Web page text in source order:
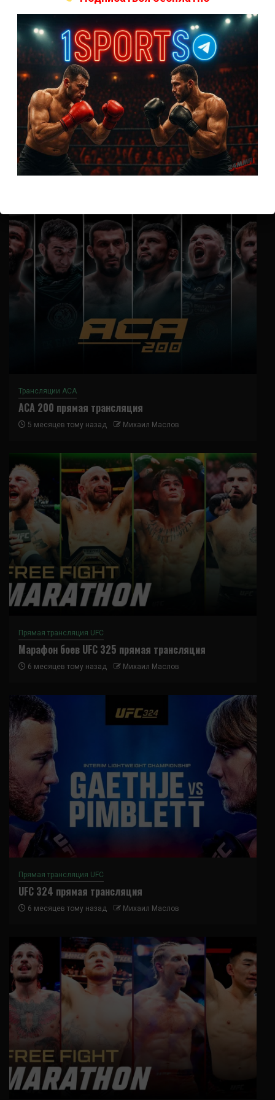
Thank you for your sharing. I am worried that I lack creative ideas. It
is your article that makes me…
Аноним к Колби Ковингтон — Майк Пайл
тут два раунда только
АнонимкКарлос Кондит – Макс Гриффин
эх жаль(
АнонимкЭдди Альварес — Джастин Гаетжи
Просто что за бой!! Два хищника
Трансляции ACA
ACA 200 прямая трансляция
5 месяцев тому назад Михаил Маслов
Прямая трансляция UFC
Марафон боев UFC 325 прямая трансляция
6 месяцев тому назад Михаил Маслов
Прямая трансляция UFC
UFC 324 прямая трансляция
6 месяцев тому назад Михаил Маслов